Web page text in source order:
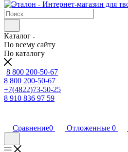
Каталог
По всему сайту
По каталогу
8 800 200-50-67
8 800 200-50-67
+7(4822)73-50-25
8 910 836 97 59
Сравнение0 Отложенные 0